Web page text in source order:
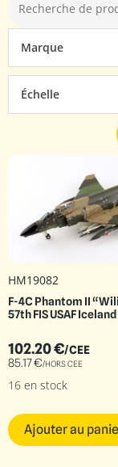
Marque
Échelle
HM19082
F-4C Phantom II
57th FIS USAF Iceland
102.20€/CEE
85.17€/HORS CEE
16 en stock
Ajouter au